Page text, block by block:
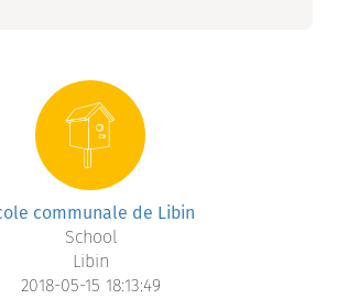
communale de Libin
School
Libin
2018-05-15 18:13:49